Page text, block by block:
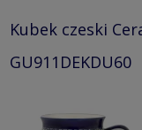
Kubek czeski
GU911DEKDU60